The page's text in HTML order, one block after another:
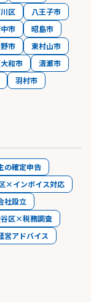
区
八王子市
市
昭島市
市
東村山市
和市
清瀬市
羽村市
の確定申告
×インボイス対応
社設立
区×税務調査
アドバイス